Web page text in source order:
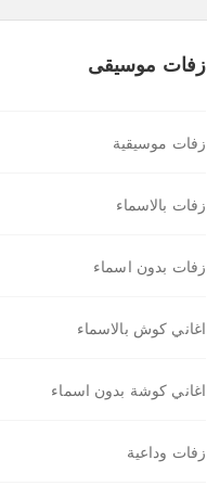
زفات موسيقى
زفات موسيقية
زفات بالاسماء
زفات بدون اسماء
اغاني كوش بالاسماء
اغاني كوشة بدون اسماء
زفات وداعية